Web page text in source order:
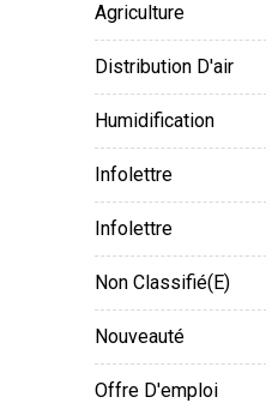
Agriculture
Distribution D'air
Humidification
Infolettre
Infolettre
Non Classifié(e)
Nouveauté
Offre D'emploi